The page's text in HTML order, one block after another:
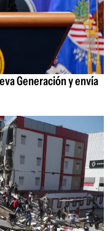
Generación y envía